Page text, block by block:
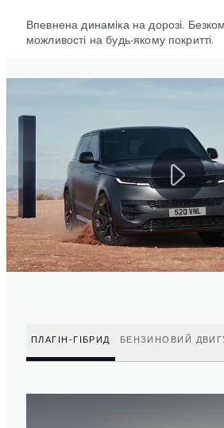
Впевнена динаміка на дорозі.
можливості на будь-якому покритті.
ПЛАГІН-ГІБРИД БЕНЗИНОВИЙ